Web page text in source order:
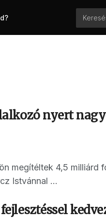
nyert
megítéltek 4,5 milliárd
Istvánnal ...
fejlesztéssel